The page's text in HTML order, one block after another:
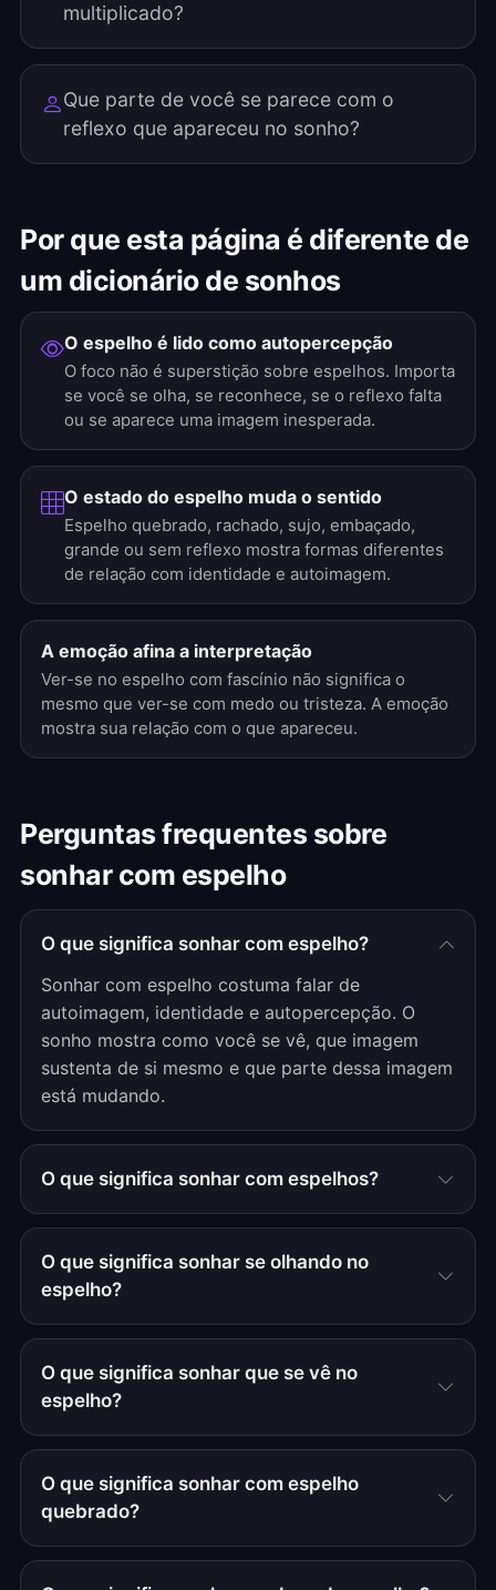
multiplicado?
Que parte de você se parece com o
reflexo que apareceu no sonho?
Por que esta página é diferente de
um dicionário de sonhos
O espelho é lido como autopercepção
O foco não é superstição sobre espelhos. Importa
se você se olha, se reconhece, se o reflexo falta
ou se aparece uma imagem inesperada.
O estado do espelho muda o sentido
Espelho quebrado, rachado, sujo, embaçado,
grande ou sem reflexo mostra formas diferentes
de relação com identidade e autoimagem.
A emoção afina a interpretação
Ver-se no espelho com fascínio não significa o
mesmo que ver-se com medo ou tristeza. A emoção
mostra sua relação com o que apareceu.
Perguntas frequentes sobre
sonhar com espelho
O que significa sonhar com espelho?
Sonhar com espelho costuma falar de
autoimagem, identidade e autopercepção. O
sonho mostra como você se vê, que imagem
sustenta de si mesmo e que parte dessa imagem
está mudando.
O que significa sonhar com espelhos?
O que significa sonhar se olhando no
espelho?
O que significa sonhar que se vê no
espelho?
O que significa sonhar com espelho
quebrado?